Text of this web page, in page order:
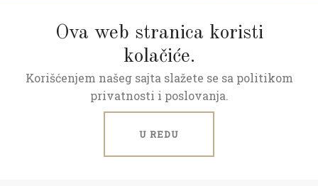
Ova web stranica koristi
kolačiće.
Korišćenjem našeg sajta slažete se sa politikom
privatnosti i poslovanja.
U REDU
Adresa
Dositejeva 9, Trg republike
Radno vreme
Ponedeljak - petak: 09 - 20h